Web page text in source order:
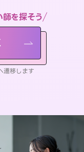
を探そう
遷移します